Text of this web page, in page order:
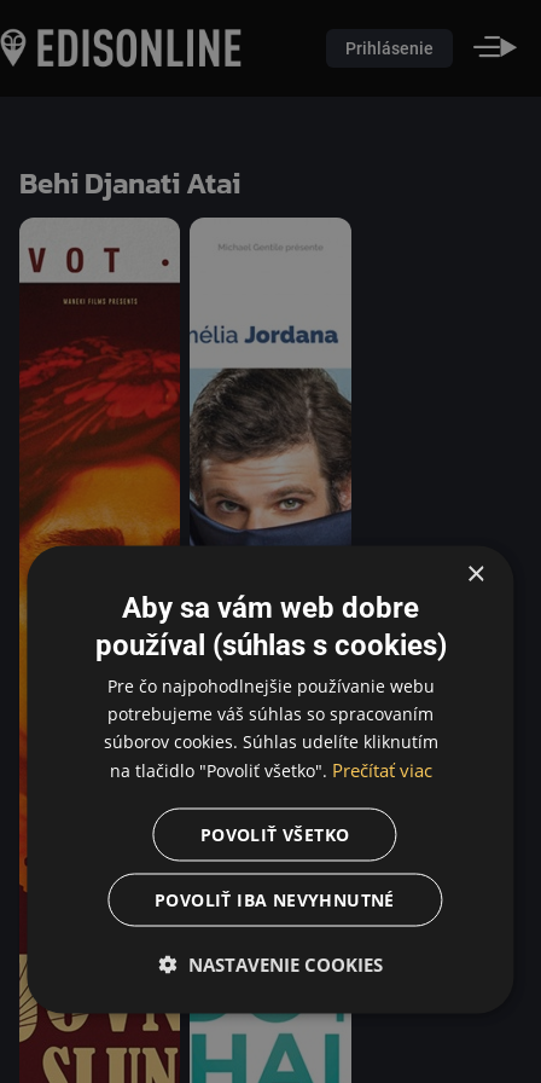
Prihlásenie
Behi Djanati Atai
×
Aby sa vám web dobre
používal (súhlas s cookies)
Pre čo najpohodlnejšie používanie webu
potrebujeme váš súhlas so spracovaním
súborov cookies. Súhlas udelíte kliknutím
na tlačidlo "Povoliť všetko". Prečítať viac
POVOLIŤ VŠETKO
POVOLIŤ IBA NEVYHNUTNÉ
NASTAVENIE COOKIES